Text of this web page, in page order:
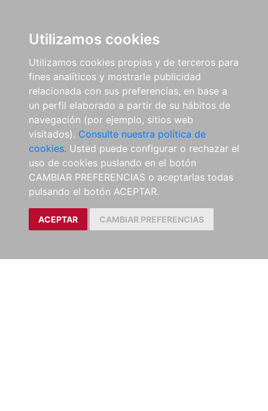
Utilizamos cookies
Utilizamos cookies propias y de terceros para
fines analíticos y mostrarle publicidad
relacionada con sus preferencias, en base a
un perfil elaborado a partir de su hábitos de
navegación (por ejemplo, sitios web
visitados). Consulte nuestra política de
cookies. Usted puede configurar o rechazar el
uso de cookies puslando en el botón
CAMBIAR PREFERENCIAS o aceptarlas todas
pulsando el botón ACEPTAR.
ACEPTAR CAMBIAR PREFERENCIAS